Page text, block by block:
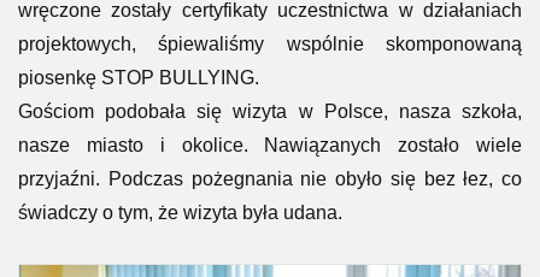
wręczone zostały certyfikaty uczestnictwa w działaniach
projektowych, śpiewaliśmy wspólnie skomponowaną
piosenkę STOP BULLYING.
Gościom podobała się wizyta w Polsce, nasza szkoła,
nasze miasto i okolice. Nawiązanych zostało wiele
przyjaźni. Podczas pożegnania nie obyło się bez łez, co
świadczy o tym, że wizyta była udana.